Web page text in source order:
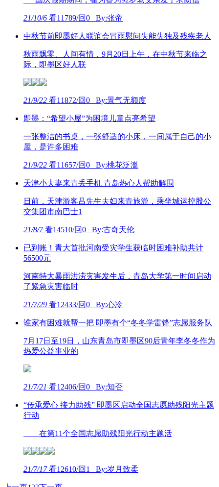
21/10/6 看11789/回0 By:张帝
中秋节前即墨好人联谊会冒雨慰问失能失独及残疾老人
秋雨飘零、人间有情，9月20日上午，在中秋节来临之
际，即墨区好人联
21/9/22 看11872/回0 By:景气无额度
即墨：“希望小屋”为困境儿童点亮希望
一张整洁的书桌，一张舒适的小床，一间属于自己的小
屋，是许多困难
21/9/22 看11657/回0 By:桃花泛滥
天津小夫妻来青丢手机 青岛热心人帮助解围
日前，天津游客吕先生夫妇来青旅游，乘坐城运控股公
交集团市南巴士1
21/8/7看14510/回0 By:古奇天伦
已到账！青大首批河南受灾学生获临时困难补助共计
56500元
河南特大暴雨洪涝灾害发生后，青岛大学第一时间启动
了紧急灾害临时
21/7/29 看12433/回0 By:心冷
谁家有困难就帮一把 即墨有个“冬冬学雷锋”志愿服务队
7月17日至19日，山东青岛市即墨区90后青年李冬冬作为
热爱公益事业的
21/7/21 看12406/回0 By:知否
“传承爱心 接力助残” 即墨区启动全国志愿助残阳光主题
行动
在第11个全国志愿助残阳光行动主题活
21/7/17看12610/回1 By:岁月致柔